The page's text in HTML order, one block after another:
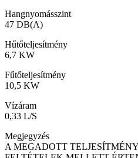
Hangnyomásszint
47 DB(A)
Hűtőteljesítmény
6,7 KW
Fűtőteljesítmény
10,5 KW
Vízáram
0,33 L/S
Megjegyzés
A MEGADOTT